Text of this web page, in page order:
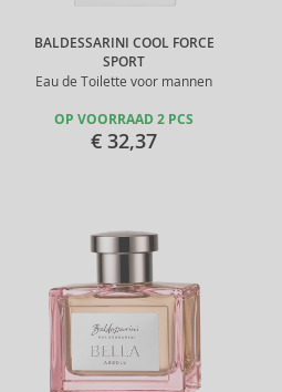
BALDESSARINI COOL FORCE
SPORT
Eau de Toilette voor mannen
OP VOORRAAD 2 PCS
€ 32,37